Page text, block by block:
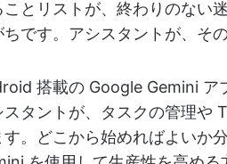
ことリストが、終わりのない
ちです。アシスタントが、そ
搭載の Google Gemini ア
スタントが、タスクの管理や
す。どこから始めればよいか